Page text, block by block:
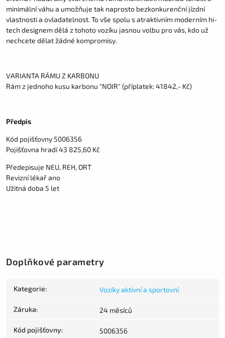
minimální váhu a umožňuje tak naprosto bezkonkurenční jízdní
vlastnosti a ovladatelnost. To vše spolu s atraktivním moderním hi-
tech designem dělá z tohoto vozíku jasnou volbu pro vás, kdo už
nechcete dělat žádné kompromisy.
VARIANTA RÁMU Z KARBONU
Rám z jednoho kusu karbonu "NOIR" (příplatek: 41842,- Kč)
Předpis
Kód pojišťovny 5006356
Pojišťovna hradí 43 825,60 Kč
Předepisuje NEU, REH, ORT
Revizní lékař ano
Užitná doba 5 let
Doplňkové parametry
Kategorie: Vozíky aktivní a sportovní
Záruka: 24 měsíců
Kód pojišťovny: 5006356